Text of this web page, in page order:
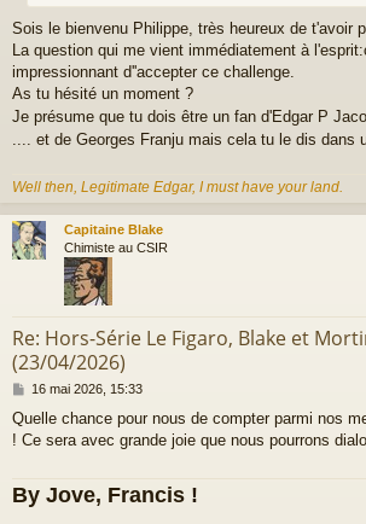
Sois le bienvenu Philippe, très heureux de t'avoir
La question qui me vient immédiatement à
impressionnant d''accepter ce challenge.
As tu hésité un moment ?
Je présume que tu dois être un fan d'Edgar P
.... et de Georges Franju mais cela tu le dis dans
Well then, Legitimate Edgar, I must have your land.
Capitaine Blake
Chimiste au CSIR
Re: Hors-Série Le Figaro, Blake et
(23/04/2026)
M
s
s
e
16 mai 2026, 15:33
Quelle chance pour nous de compter parmi nos
! Ce sera avec grande joie que nous pourrons
By Jove, Francis !